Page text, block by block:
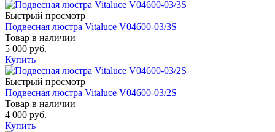
Быстрый просмотр
Подвесная люстра Vitaluce V04600-03/3S
Товар в наличии
5 000 руб.
Купить
Быстрый просмотр
Подвесная люстра Vitaluce V04600-03/2S
Товар в наличии
4 000 руб.
Купить